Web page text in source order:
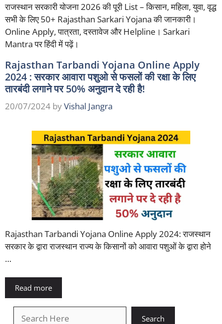
राजस्थान सरकारी योजना 2026 की पूरी List – किसान, महिला, युवा, वृद्ध
सभी के लिए 50+ Rajasthan Sarkari Yojana की जानकारी।
Online Apply, पात्रता, दस्तावेज और Helpline। Sarkari
Mantra पर हिंदी में पढ़ें।
Rajasthan Tarbandi Yojana Online Apply
2024 : सरकार आवारा पशुओ से फसलों की रक्षा के लिए
तारबंदी लगाने पर 50% अनुदान दे रही है!
20/07/2024 byVishal Jangra
Rajasthan Tarbandi Yojana Online Apply 2024: राजस्थान
सरकार के द्वारा राजस्थान राज्य के किसानों को आवारा पशुओं के द्वारा होने
…
Read more
Search